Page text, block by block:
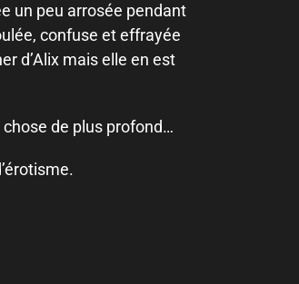
un peu arrosée pendant
confuse et effrayée
d’Alix mais elle en est
chose de plus profond…